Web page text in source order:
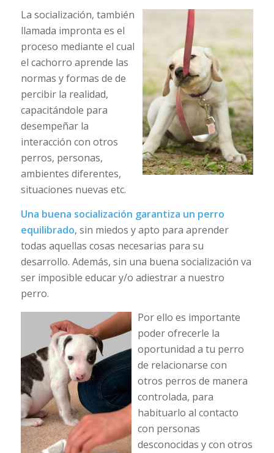
La socialización, también
llamada impronta es el
proceso mediante el cual
el cachorro aprende las
normas y formas de de
percibir la realidad,
capacitándole para
desempeñar la
interacción con otros
perros, personas,
ambientes diferentes,
situaciones nuevas etc.
Una buena socialización garantiza un perro
equilibrado, sin miedos y apto para aprender
todas aquellas cosas necesarias para su
desarrollo. Además, sin una buena socialización va
ser imposible educar y/o adiestrar a nuestro
perro.
Por ello es importante
poder ofrecerle la
oportunidad a tu perro
de relacionarse con
otros perros de manera
controlada, para
habituarlo al contacto
con personas
desconocidas y con otros